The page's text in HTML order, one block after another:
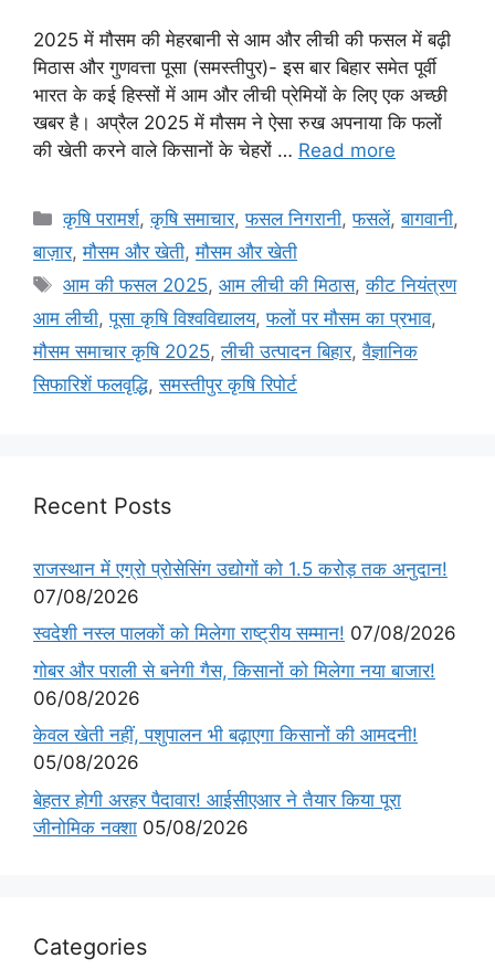
2025 में मौसम की मेहरबानी से आम और लीची की फसल में बढ़ी
मिठास और गुणवत्ता पूसा (समस्तीपुर)- इस बार बिहार समेत पूर्वी
भारत के कई हिस्सों में आम और लीची प्रेमियों के लिए एक अच्छी
खबर है। अप्रैल 2025 में मौसम ने ऐसा रुख अपनाया कि फलों
की खेती करने वाले किसानों के चेहरों … Read more
कृषि परामर्श,कृषि समाचार,फसल निगरानी,फसलें,बागवानी,
बाज़ार,मौसम और खेती,मौसम और खेती
आम की फसल 2025,आम लीची की मिठास,कीट नियंत्रण
आम लीची,पूसा कृषि विश्वविद्यालय,फलों पर मौसम का प्रभाव,
मौसम समाचार कृषि 2025,लीची उत्पादन बिहार,वैज्ञानिक
सिफारिशें फलवृद्धि,समस्तीपुर कृषि रिपोर्ट
Recent Posts
राजस्थान में एग्रो प्रोसेसिंग उद्योगों को 1.5 करोड़ तक अनुदान!
07/08/2026
स्वदेशी नस्ल पालकों को मिलेगा राष्ट्रीय सम्मान! 07/08/2026
गोबर और पराली से बनेगी गैस, किसानों को मिलेगा नया बाजार!
06/08/2026
केवल खेती नहीं, पशुपालन भी बढ़ाएगा किसानों की आमदनी!
05/08/2026
बेहतर होगी अरहर पैदावार! आईसीएआर ने तैयार किया पूरा
जीनोमिक नक्शा 05/08/2026
Categories